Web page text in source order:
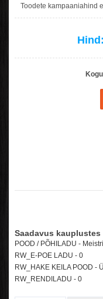
Toodete kampaaniahind
Hind:
Saadavus kauplustes
POOD / PÕHILADU -
RW_E-POE LADU - 0
RW_HAKE KEILA POOD -
RW_RENDILADU - 0